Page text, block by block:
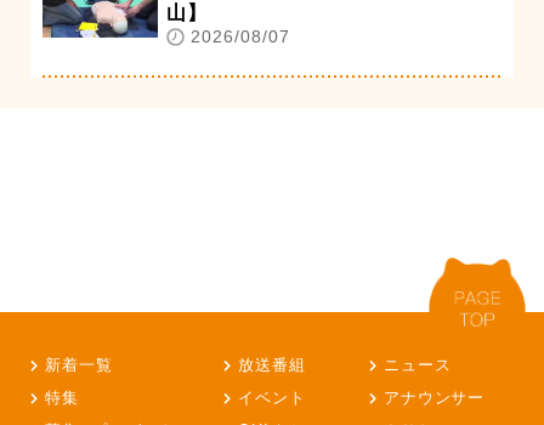
山】
2026/08/07
新着一覧 放送番組
ニュース
特集
イベント
アナウンサー